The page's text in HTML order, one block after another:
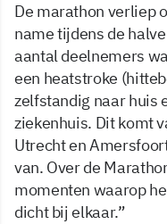
De marathon verliep
name tijdens de
aantal deelnemers
een heatstroke
zelfstandig naar huis
ziekenhuis. Dit komt
Utrecht en
van. Over de
momenten waarop
dicht bij elkaar.”